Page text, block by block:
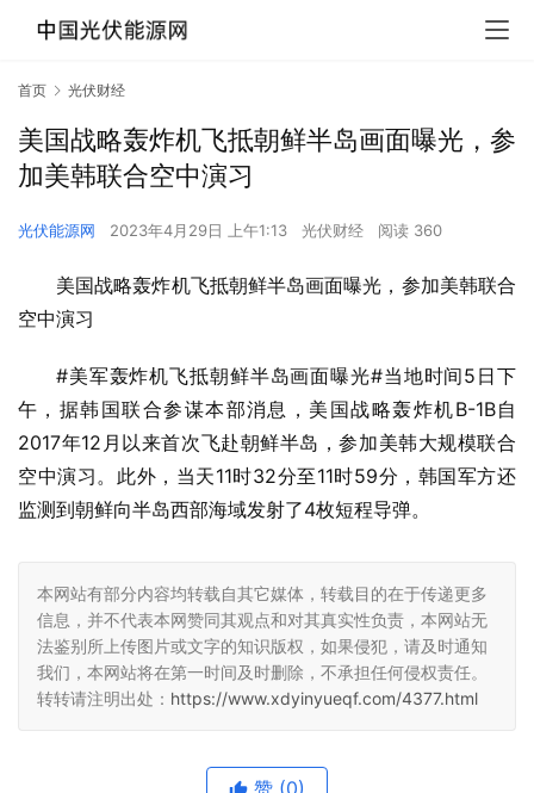
首页 光伏财经
美国战略轰炸机飞抵朝鲜半岛画面曝光，参
加美韩联合空中演习
光伏能源网 2023年4月29日 上午1:13 光伏财经 阅读 360
美国战略轰炸机飞抵朝鲜半岛画面曝光，参加美韩联合
空中演习
#美军轰炸机飞抵朝鲜半岛画面曝光#当地时间5日下
午，据韩国联合参谋本部消息，美国战略轰炸机B-1B自
2017年12月以来首次飞赴朝鲜半岛，参加美韩大规模联合
空中演习。此外，当天11时32分至11时59分，韩国军方还
监测到朝鲜向半岛西部海域发射了4枚短程导弹。
本网站有部分内容均转载自其它媒体，转载目的在于传递更多
信息，并不代表本网赞同其观点和对其真实性负责，本网站无
法鉴别所上传图片或文字的知识版权，如果侵犯，请及时通知
我们，本网站将在第一时间及时删除，不承担任何侵权责任。
转转请注明出处： https://www.xdyinyueqf.com/4377.html